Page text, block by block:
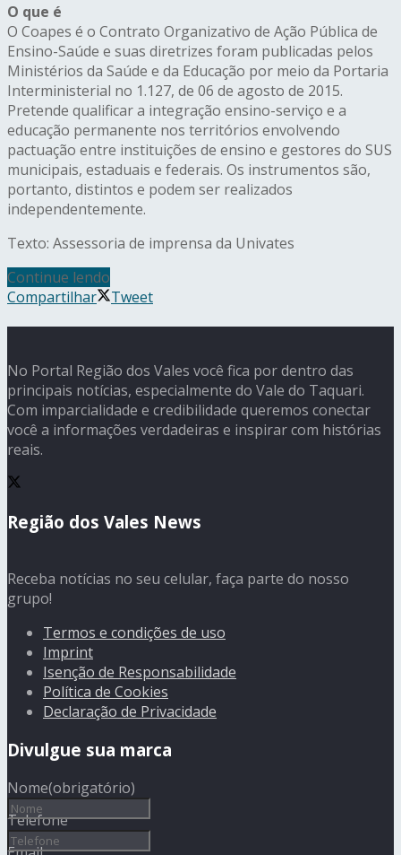
O que é
O Coapes é o Contrato Organizativo de Ação Pública de
Ensino-Saúde e suas diretrizes foram publicadas pelos
Ministérios da Saúde e da Educação por meio da Portaria
Interministerial no 1.127, de 06 de agosto de 2015.
Pretende qualificar a integração ensino-serviço e a
educação permanente nos territórios envolvendo
pactuação entre instituições de ensino e gestores do SUS
municipais, estaduais e federais. Os instrumentos são,
portanto, distintos e podem ser realizados
independentemente.
Texto: Assessoria de imprensa da Univates
Continue lendo
Compartilhar
Tweet
No Portal Região dos Vales você fica por dentro das
principais notícias, especialmente do Vale do Taquari.
Com imparcialidade e credibilidade queremos conectar
você a informações verdadeiras e inspirar com histórias
reais.
Região dos Vales News
Receba notícias no seu celular, faça parte do nosso
grupo!
Termos e condições de uso
Imprint
Isenção de Responsabilidade
Política de Cookies
Declaração de Privacidade
Divulgue sua marca
Nome(obrigatório)
Telefone